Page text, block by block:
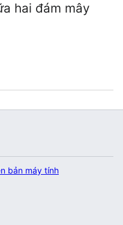
hai đám mây
bản máy tính